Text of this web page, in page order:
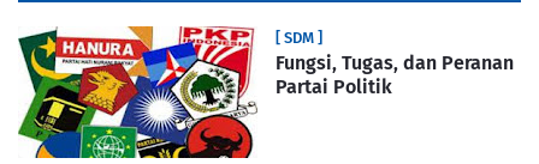
[ SDM ]
Fungsi, Tugas, dan Peranan
Partai Politik